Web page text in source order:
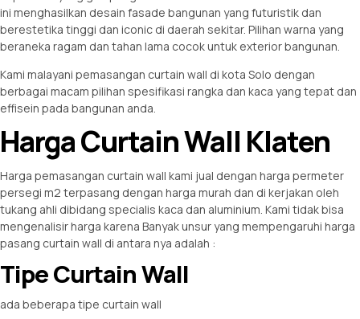
ini menghasilkan desain fasade bangunan yang futuristik dan
berestetika tinggi dan iconic di daerah sekitar. Pilihan warna yang
beraneka ragam dan tahan lama cocok untuk exterior bangunan.
Kami malayani pemasangan curtain wall di kota Solo dengan
berbagai macam pilihan spesifikasi rangka dan kaca yang tepat dan
effisein pada bangunan anda.
Harga Curtain Wall Klaten
Harga pemasangan curtain wall kami jual dengan harga permeter
persegi m2 terpasang dengan harga murah dan di kerjakan oleh
tukang ahli dibidang specialis kaca dan aluminium. Kami tidak bisa
mengenalisir harga karena Banyak unsur yang mempengaruhi harga
pasang curtain wall di antara nya adalah :
Tipe Curtain Wall
ada beberapa tipe curtain wall